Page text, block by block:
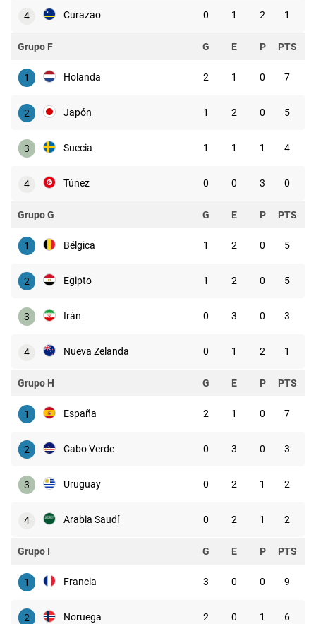
4 Curazao 0 1 2 1
Grupo F G E P PTS
1 Holanda 2 1 0 7
2 Japón 1 2 0 5
3 Suecia 1 1 1 4
4 Túnez 0 0 3 0
Grupo G G E P PTS
1 Bélgica 1 2 0 5
2 Egipto 1 2 0 5
3 Irán 0 3 0 3
4 Nueva Zelanda 0 1 2 1
Grupo H G E P PTS
1 España 2 1 0 7
2 Cabo Verde 0 3 0 3
3 Uruguay 0 2 1 2
4 Arabia Saudí 0 2 1 2
Grupo I G E P PTS
1 Francia 3 0 0 9
2 Noruega 2 0 1 6